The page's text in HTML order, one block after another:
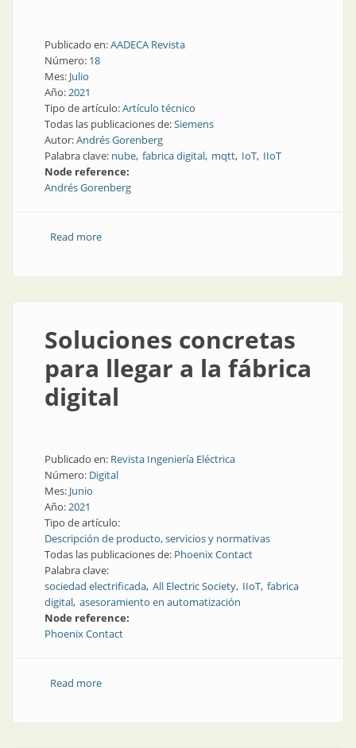
Publicado en:AADECA Revista
Número: 18
Mes: Julio
Año:2021
Tipo de artículo:Artículo técnico
Todas las publicaciones de:Siemens
Autor:Andrés Gorenberg
Palabra clave: nube fabrica digital mqtt IoT IIoT
Node reference:
Andrés Gorenberg
Read moreabout Primeros pasos en la nube
Soluciones concretas
para llegar a la fábrica
digital
Publicado en: Revista Ingeniería Eléctrica
Número: Digital
Mes: Junio
Año:2021
Tipo de artículo:
Descripción de producto, servicios y normativas
Todas las publicaciones de: Phoenix Contact
Palabra clave:
sociedad electrificada All Electric Society IIoT fabrica
digital asesoramiento en automatización
Node reference:
Phoenix Contact
Read moreabout Soluciones concretas para llegar a la fábrica